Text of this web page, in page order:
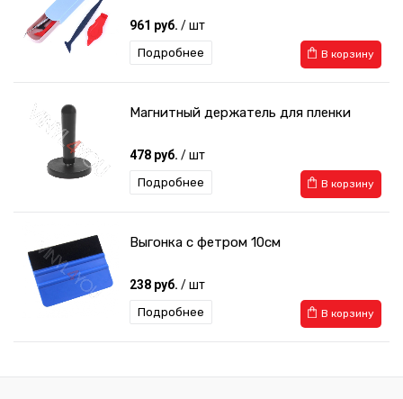
961 руб. / шт
В корзину
Подробнее
Магнитный держатель для пленки
478 руб. / шт
В корзину
Подробнее
Выгонка с фетром 10см
238 руб. / шт
В корзину
Подробнее